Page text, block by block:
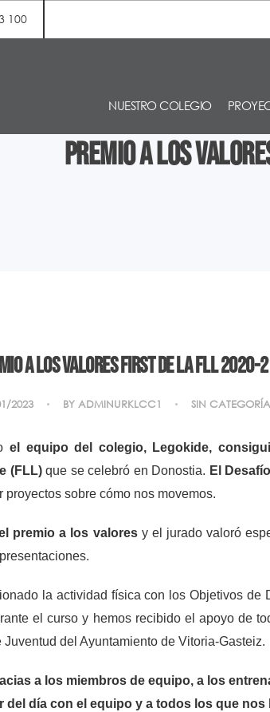
100
NUESTRO COLEGIO
Premio a los
a los valores First de la FLL 2020-
2023 BY ADMINURKLCC1 SIN CATEGORÍA
el equipo del colegio, Legokide,
(FLL)que se celebró en Donostia. El
proyectos sobre cómo nos movemos.
premio a los valoresy el jurado valoró
la actividad física con los Objetivos de
el curso y hemos recibido el apoyo de
del Ayuntamiento de Vitoria-Gasteiz.
a los miembros de equipo, a los
del día con el equipo y a todos los que nos